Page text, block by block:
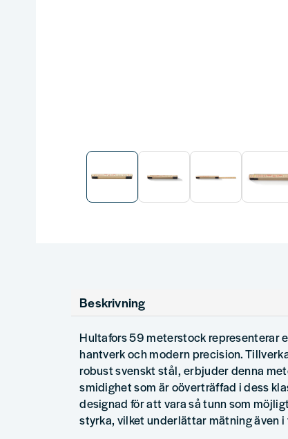
Beskrivning
Hultafors 59 meterstock representerar
hantverk och modern precision.
robust svenskt stål, erbjuder denna
smidighet som är oöverträffad i dess
designad för att vara så tunn som
styrka, vilket underlättar mätning även